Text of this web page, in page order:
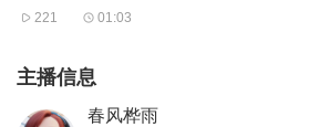
221 01:03
主播信息
春风桦雨